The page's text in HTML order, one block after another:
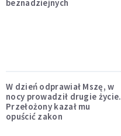
beznadziejnych
W dzień odprawiał Mszę, w
nocy prowadził drugie życie.
Przełożony kazał mu
opuścić zakon